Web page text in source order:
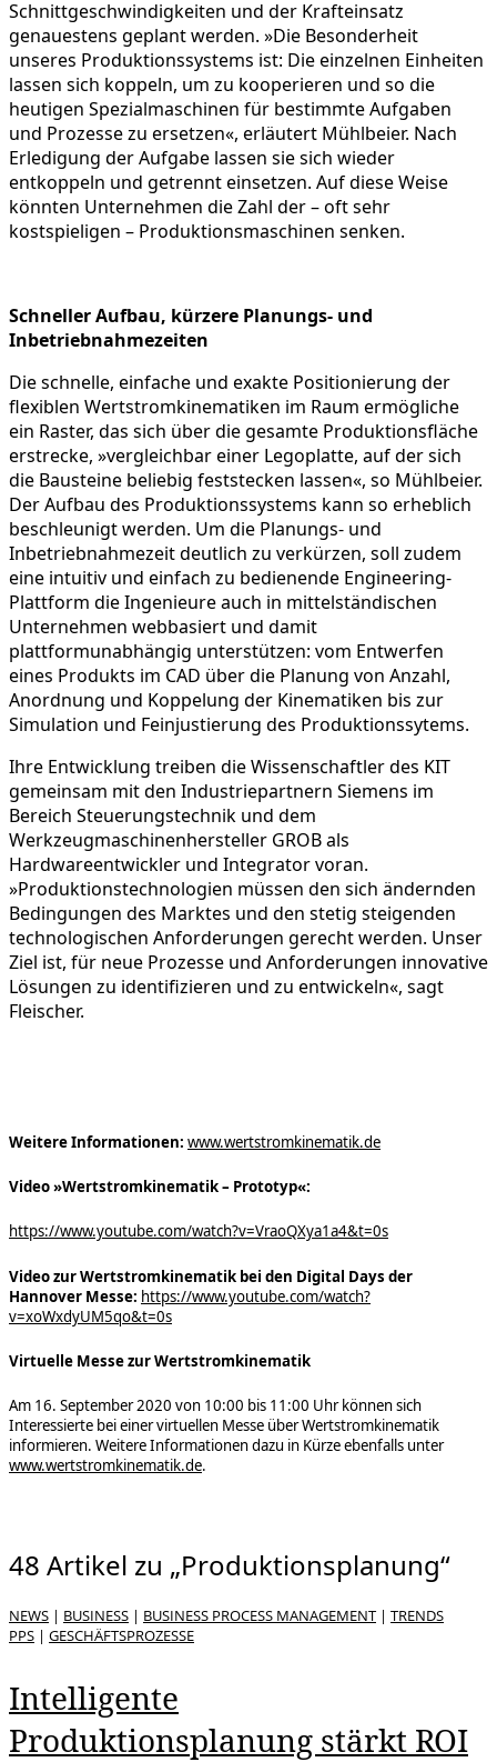
Schnittgeschwindigkeiten und der Krafteinsatz
genauestens geplant werden. »Die Besonderheit
unseres Produktionssystems ist: Die einzelnen Einheiten
lassen sich koppeln, um zu kooperieren und so die
heutigen Spezialmaschinen für bestimmte Aufgaben
und Prozesse zu ersetzen«, erläutert Mühlbeier. Nach
Erledigung der Aufgabe lassen sie sich wieder
entkoppeln und getrennt einsetzen. Auf diese Weise
könnten Unternehmen die Zahl der – oft sehr
kostspieligen – Produktionsmaschinen senken.
Schneller Aufbau, kürzere Planungs- und
Inbetriebnahmezeiten
Die schnelle, einfache und exakte Positionierung der
flexiblen Wertstromkinematiken im Raum ermögliche
ein Raster, das sich über die gesamte Produktionsfläche
erstrecke, »vergleichbar einer Legoplatte, auf der sich
die Bausteine beliebig feststecken lassen«, so Mühlbeier.
Der Aufbau des Produktionssystems kann so erheblich
beschleunigt werden. Um die Planungs- und
Inbetriebnahmezeit deutlich zu verkürzen, soll zudem
eine intuitiv und einfach zu bedienende Engineering-
Plattform die Ingenieure auch in mittelständischen
Unternehmen webbasiert und damit
plattformunabhängig unterstützen: vom Entwerfen
eines Produkts im CAD über die Planung von Anzahl,
Anordnung und Koppelung der Kinematiken bis zur
Simulation und Feinjustierung des Produktionssytems.
Ihre Entwicklung treiben die Wissenschaftler des KIT
gemeinsam mit den Industriepartnern Siemens im
Bereich Steuerungstechnik und dem
Werkzeugmaschinenhersteller GROB als
Hardwareentwickler und Integrator voran.
»Produktionstechnologien müssen den sich ändernden
Bedingungen des Marktes und den stetig steigenden
technologischen Anforderungen gerecht werden. Unser
Ziel ist, für neue Prozesse und Anforderungen innovative
Lösungen zu identifizieren und zu entwickeln«, sagt
Fleischer.
Weitere Informationen: www.wertstromkinematik.de
Video »Wertstromkinematik – Prototyp«:
https://www.youtube.com/watch?v=VraoQXya1a4&t=0s
Video zur Wertstromkinematik bei den Digital Days der
Hannover Messe: https://www.youtube.com/watch?
v=xoWxdyUM5qo&t=0s
Virtuelle Messe zur Wertstromkinematik
Am 16. September 2020 von 10:00 bis 11:00 Uhr können sich
Interessierte bei einer virtuellen Messe über Wertstromkinematik
informieren. Weitere Informationen dazu in Kürze ebenfalls unter
www.wertstromkinematik.de.
48 Artikel zu „Produktionsplanung“
NEWS | BUSINESS | BUSINESS PROCESS MANAGEMENT | TRENDS
PPS | GESCHÄFTSPROZESSE
Intelligente
Produktionsplanung stärkt ROI